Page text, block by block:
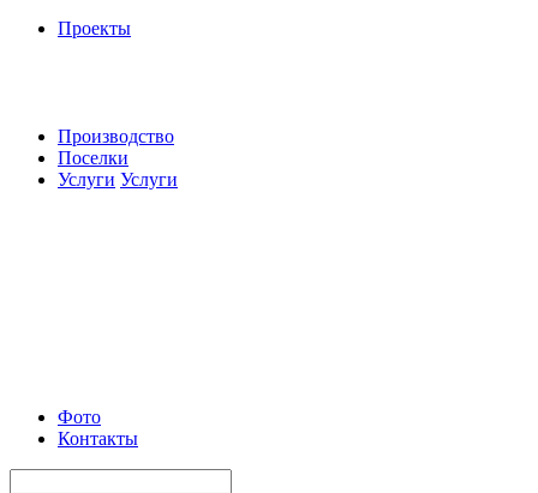
Проекты
Производство
Поселки
Услуги Услуги
Фото
Контакты